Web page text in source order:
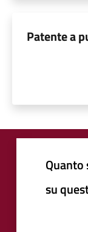
Patente a
su